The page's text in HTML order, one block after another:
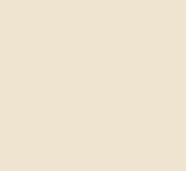
nach bestimmten